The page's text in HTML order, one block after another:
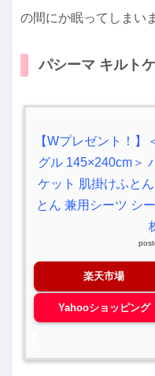
の間にか眠ってしまい
パシーマ キルト
【Wプレゼント！
グル 145×240cm＞
ケット 肌掛けふと
とん 兼用シーツ シ
楽天市場
Yahooショッピング